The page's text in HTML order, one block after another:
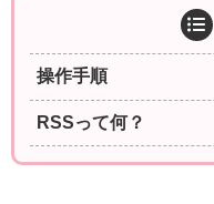
操作手順
RSSって何？